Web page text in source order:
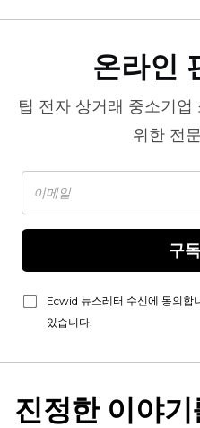
온라인
팁 전자 상거래 중소기업
위한 전
구
Ecwid 뉴스레터 수신에 동의합
있습니다.
진정한 이야